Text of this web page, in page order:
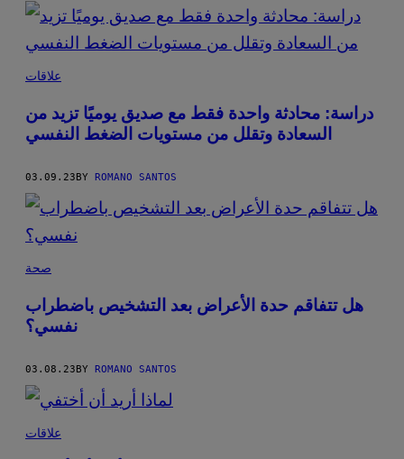
POSTS
BY
THIS
AUTHOR
علاقات
دراسة: محادثة واحدة فقط مع صديق يوميًا تزيد من
السعادة وتقلل من مستويات الضغط النفسي
03.09.23BY ROMANO SANTOS
صحة
هل تتفاقم حدة الأعراض بعد التشخيص باضطراب
نفسي؟
03.08.23BY ROMANO SANTOS
علاقات